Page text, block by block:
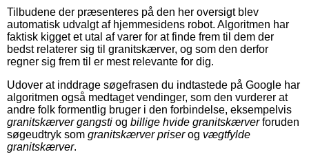
Tilbudene der præsenteres på den her oversigt blev
automatisk udvalgt af hjemmesidens robot. Algoritmen har
faktisk kigget et utal af varer for at finde frem til dem der
bedst relaterer sig til granitskærver, og som den derfor
regner sig frem til er mest relevante for dig.
Udover at inddrage søgefrasen du indtastede på Google har
algoritmen også medtaget vendinger, som den vurderer at
andre folk formentlig bruger i den forbindelse, eksempelvis
granitskærver gangsti og billige hvide granitskærverforuden
søgeudtryk som granitskærver priserog vægtfylde
granitskærver.